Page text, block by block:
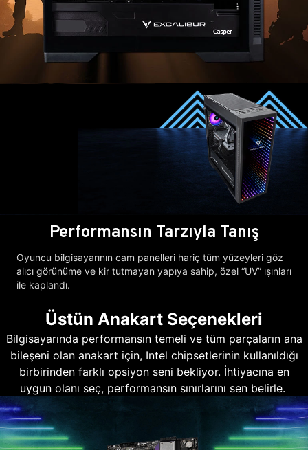
Performansın Tarzıyla Tanış
Oyuncu bilgisayarının cam panelleri hariç tüm yüzeyleri göz
alıcı görünüme ve kir tutmayan yapıya sahip, özel “UV” ışınları
ile kaplandı.
Üstün Anakart Seçenekleri
Bilgisayarında performansın temeli ve tüm parçaların ana
bileşeni olan anakart için, Intel chipsetlerinin kullanıldığı
birbirinden farklı opsiyon seni bekliyor. İhtiyacına en
uygun olanı seç, performansın sınırlarını sen belirle.